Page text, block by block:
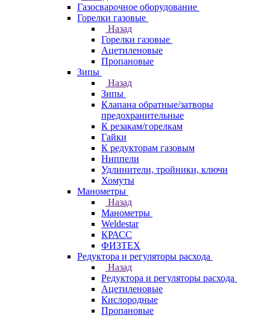
Газосварочное оборудование
Горелки газовые
Назад
Горелки газовые
Ацетиленовые
Пропановые
Зипы
Назад
Зипы
Клапана обратные/затворы
предохранительные
К резакам/горелкам
Гайки
К редукторам газовым
Ниппели
Удлинители, тройники, ключи
Хомуты
Манометры
Назад
Манометры
Weldestar
КРАСС
ФИЗТЕХ
Редуктора и регуляторы расхода
Назад
Редуктора и регуляторы расхода
Ацетиленовые
Кислородные
Пропановые